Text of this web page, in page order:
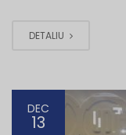
DETALIU
DEC
13